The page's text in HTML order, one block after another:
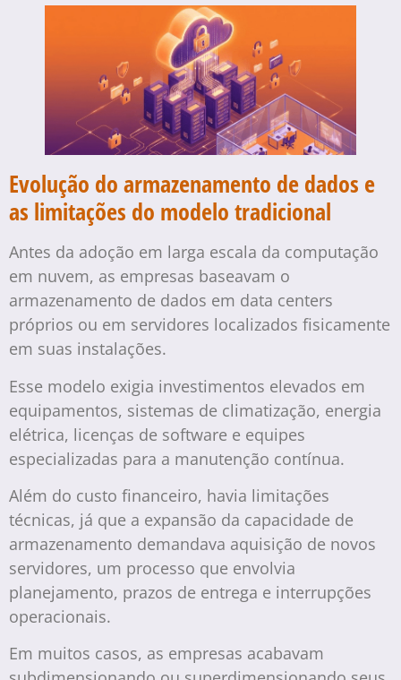
Evolução do armazenamento de dados e
as limitações do modelo tradicional
Antes da adoção em larga escala da computação
em nuvem, as empresas baseavam o
armazenamento de dados em data centers
próprios ou em servidores localizados fisicamente
em suas instalações.
Esse modelo exigia investimentos elevados em
equipamentos, sistemas de climatização, energia
elétrica, licenças de software e equipes
especializadas para a manutenção contínua.
Além do custo financeiro, havia limitações
técnicas, já que a expansão da capacidade de
armazenamento demandava aquisição de novos
servidores, um processo que envolvia
planejamento, prazos de entrega e interrupções
operacionais.
Em muitos casos, as empresas acabavam